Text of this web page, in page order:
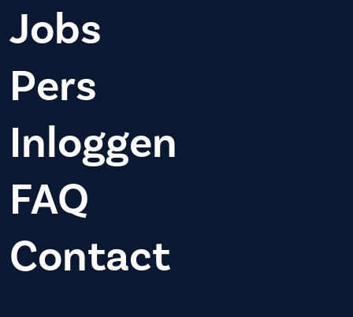
Jobs
Pers
Inloggen
FAQ
Contact